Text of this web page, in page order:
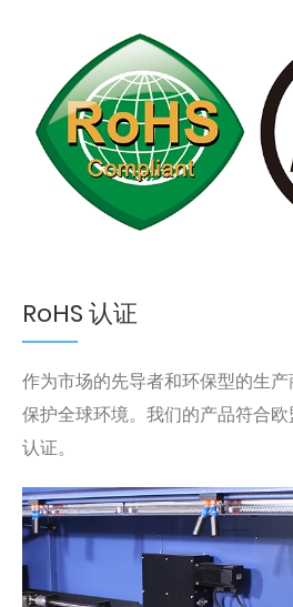
RoHS 认证
作为市场的先导者和环保型的生
保护全球环境。我们的产品符合
认证。